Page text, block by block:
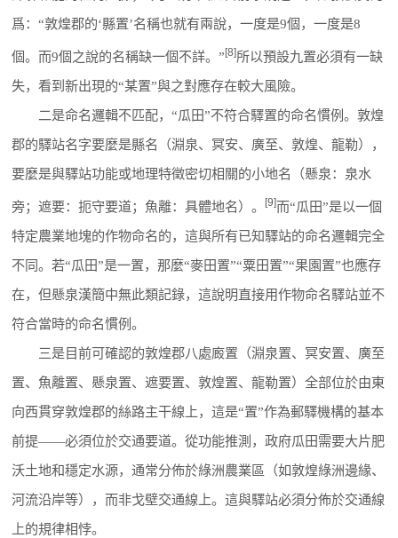
爲：“敦煌郡的‘縣置’名稱也就有兩說，一度是9個，一度是8
個。而9個之說的名稱缺一個不詳。” [8]所以預設九置必須有一缺
失，看到新出現的“某置”與之對應存在較大風險。
二是命名邏輯不匹配，“瓜田”不符合驛置的命名慣例。敦煌
郡的驛站名字要麼是縣名（淵泉、冥安、廣至、敦煌、龍勒），
要麼是與驛站功能或地理特徵密切相關的小地名（懸泉：泉水
旁；遮要：扼守要道；魚離：具體地名）。 [9]而“瓜田”是以一個
特定農業地塊的作物命名的，這與所有已知驛站的命名邏輯完全
不同。若“瓜田”是一置，那麼“麥田置”“粟田置”“果園置”也應存
在，但懸泉漢簡中無此類記錄，這說明直接用作物命名驛站並不
符合當時的命名慣例。
三是目前可確認的敦煌郡八處廄置（淵泉置、冥安置、廣至
置、魚離置、懸泉置、遮要置、敦煌置、龍勒置）全部位於由東
向西貫穿敦煌郡的絲路主干線上，這是“置”作為郵驛機構的基本
前提——必須位於交通要道。從功能推測，政府瓜田需要大片肥
沃土地和穩定水源，通常分佈於綠洲農業區（如敦煌綠洲邊緣、
河流沿岸等），而非戈壁交通線上。這與驛站必須分佈於交通線
上的規律相悖。